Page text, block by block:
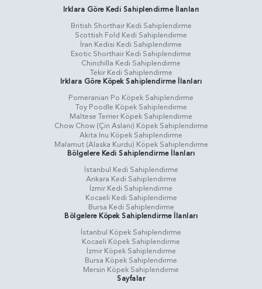
Irklara Göre Kedi Sahiplendirme İlanları
British Shorthair Kedi Sahiplendirme
Scottish Fold Kedi Sahiplendirme
İran Kedisi Kedi Sahiplendirme
Exotic Shorthair Kedi Sahiplendirme
Chinchilla Kedi Sahiplendirme
Tekir Kedi Sahiplendirme
Irklara Göre Köpek Sahiplendirme İlanları
Pomeranian Po Köpek Sahiplendirme
Toy Poodle Köpek Sahiplendirme
Maltese Terrier Köpek Sahiplendirme
Chow Chow (Çin Aslanı) Köpek Sahiplendirme
Akita Inu Köpek Sahiplendirme
Malamut (Alaska Kurdu) Köpek Sahiplendirme
Bölgelere Kedi Sahiplendirme İlanları
İstanbul Kedi Sahiplendirme
Ankara Kedi Sahiplendirme
İzmir Kedi Sahiplendirme
Kocaeli Kedi Sahiplendirme
Bursa Kedi Sahiplendirme
Bölgelere Köpek Sahiplendirme İlanları
İstanbul Köpek Sahiplendirme
Kocaeli Köpek Sahiplendirme
İzmir Köpek Sahiplendirme
Bursa Köpek Sahiplendirme
Mersin Köpek Sahiplendirme
Sayfalar